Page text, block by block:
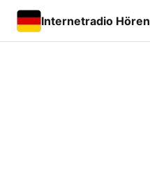
Internetradio Hören